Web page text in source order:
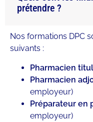
prétendre ?
Nos formations DPC
suivants :
Pharmacien
Pharmacien
employeur)
Préparateur en
employeur)